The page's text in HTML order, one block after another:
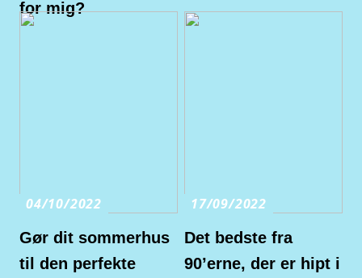
for mig?
04/10/2022
Gør dit sommerhus
til den perfekte
17/09/2022
Det bedste fra
90’erne, der er hipt i